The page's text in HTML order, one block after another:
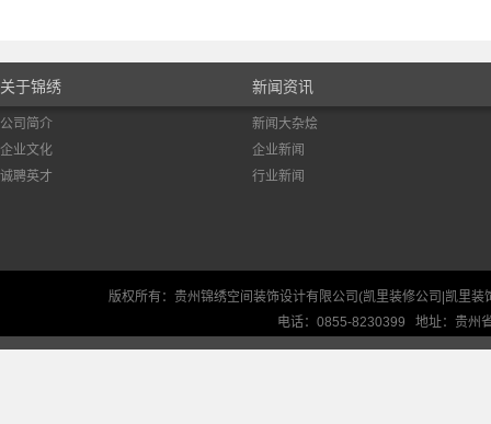
关于锦绣 新闻资讯
公司简介
企业文化
诚聘英才
新闻大杂烩
企业新闻
行业新闻
版权所有：贵州锦绣空间装饰设计有限公司(凯里装修公司|凯里
电话：0855-8230399 地址：贵州